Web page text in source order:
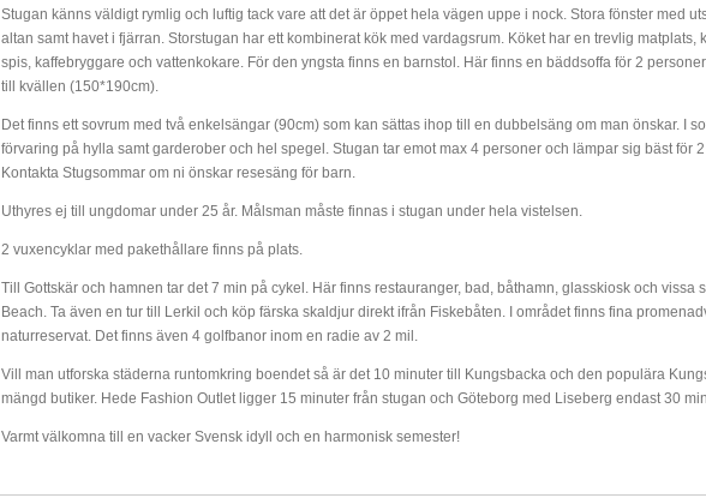
Stugan känns väldigt rymlig och luftig tack vare att det är öppet hela vägen uppe i nock. Stora fönster med
altan samt havet i fjärran. Storstugan har ett kombinerat kök med vardagsrum. Köket har en trevlig matplats,
spis, kaffebryggare och vattenkokare. För den yngsta finns en barnstol. Här finns en bäddsoffa för 2
till kvällen (150*190cm).
Det finns ett sovrum med två enkelsängar (90cm) som kan sättas ihop till en dubbelsäng om man önskar. I
förvaring på hylla samt garderober och hel spegel. Stugan tar emot max 4 personer och lämpar sig bäst för 2
Kontakta Stugsommar om ni önskar resesäng för barn.
Uthyres ej till ungdomar under 25 år. Målsman måste finnas i stugan under hela vistelsen.
2 vuxencyklar med pakethållare finns på plats.
Till Gottskär och hamnen tar det 7 min på cykel. Här finns restauranger, bad, båthamn, glasskiosk och vissa
Beach. Ta även en tur till Lerkil och köp färska skaldjur direkt ifrån Fiskebåten. I området finns fina
naturreservat. Det finns även 4 golfbanor inom en radie av 2 mil.
Vill man utforska städerna runtomkring boendet så är det 10 minuter till Kungsbacka och den populära
mängd butiker. Hede Fashion Outlet ligger 15 minuter från stugan och Göteborg med Liseberg endast 30
Varmt välkomna till en vacker Svensk idyll och en harmonisk semester!